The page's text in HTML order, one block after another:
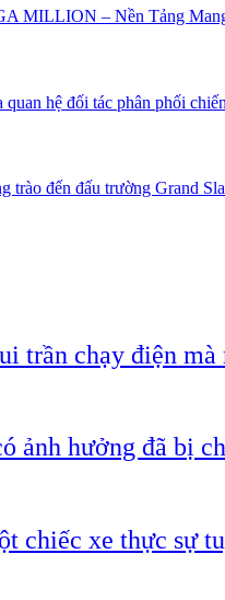
MILLION – Nền Tảng
hệ đối tác phân phối
trào đến đấu trường Grand
trần chạy điện
ảnh hưởng đã bị
chiếc xe thực sự